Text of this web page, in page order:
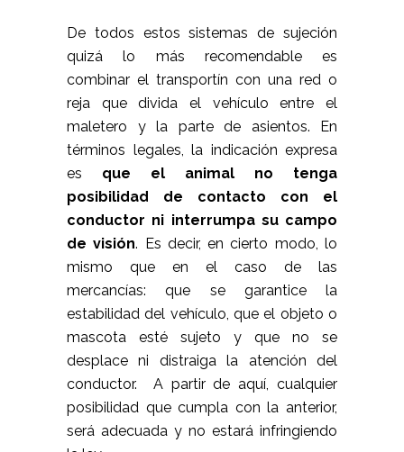
De todos estos sistemas de sujeción
quizá lo más recomendable es
combinar el transportín con una red o
reja que divida el vehículo entre el
maletero y la parte de asientos. En
términos legales, la indicación expresa
es que el animal no tenga
posibilidad de contacto con el
conductor ni interrumpa su campo
de visión. Es decir, en cierto modo, lo
mismo que en el caso de las
mercancías: que se garantice la
estabilidad del vehículo, que el objeto o
mascota esté sujeto y que no se
desplace ni distraiga la atención del
conductor. A partir de aquí, cualquier
posibilidad que cumpla con la anterior,
será adecuada y no estará infringiendo